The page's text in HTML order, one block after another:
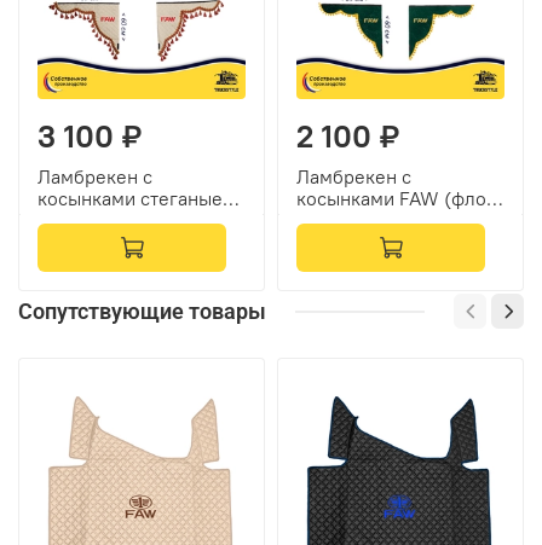
3 100 ₽
Ламбрекен с
косынками стеганые
Faw (экокожа,
бежевый, красные
кисточки)
2 100 ₽
Ламбрекен с
косынками FAW (флок,
зеленый, желтые
Сопутствующие товары